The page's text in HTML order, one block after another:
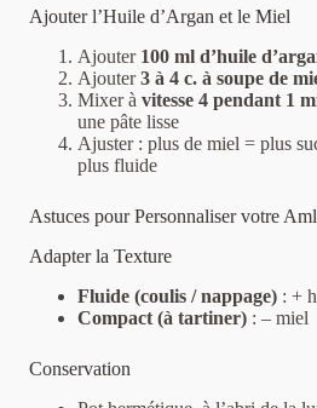
Ajouter l’Huile d’Argan et le Miel
Ajouter 100 ml d’huile
Ajouter3 à 4 c. à soupe de
Mixer à vitesse 4 pendant 1
une pâte lisse
Ajuster : plus de miel = plus
plus fluide
Astuces pour Personnaliser votre
Adapter la Texture
Fluide (coulis / nappage) : +
Compact (à tartiner) : – miel
Conservation